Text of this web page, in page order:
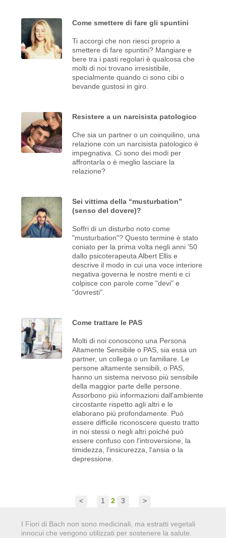
Come smettere di fare gli spuntini
Ti accorgi che non riesci proprio a
smettere di fare spuntini? Mangiare e
bere tra i pasti regolari è qualcosa che
molti di noi trovano irresistibile,
specialmente quando ci sono cibi o
bevande gustosi in giro.
Resistere a un narcisista patologico
Che sia un partner o un coinquilino, una
relazione con un narcisista patologico è
impegnativa. Ci sono dei modi per
affrontarla o è meglio lasciare la
relazione?
Sei vittima della “musturbation”
(senso del dovere)?
Soffri di un disturbo noto come
"musturbation"? Questo termine è stato
coniato per la prima volta negli anni '50
dallo psicoterapeuta Albert Ellis e
descrive il modo in cui una voce interiore
negativa governa le nostre menti e ci
colpisce con parole come "devi" e
"dovresti".
Come trattare le PAS
Molti di noi conoscono una Persona
Altamente Sensibile o PAS, sia essa un
partner, un collega o un familiare. Le
persone altamente sensibili, o PAS,
hanno un sistema nervoso più sensibile
della maggior parte delle persone.
Assorbono più informazioni dall'ambiente
circostante rispetto agli altri e le
elaborano più profondamente. Può
essere difficile riconoscere questo tratto
in noi stessi o negli altri poiché può
essere confuso con l'introversione, la
timidezza, l'insicurezza, l'ansia o la
depressione.
< 1 2 3 >
I Fiori di Bach non sono medicinali, ma estratti vegetali
innocui che vengono utilizzati per sostenere la salute.